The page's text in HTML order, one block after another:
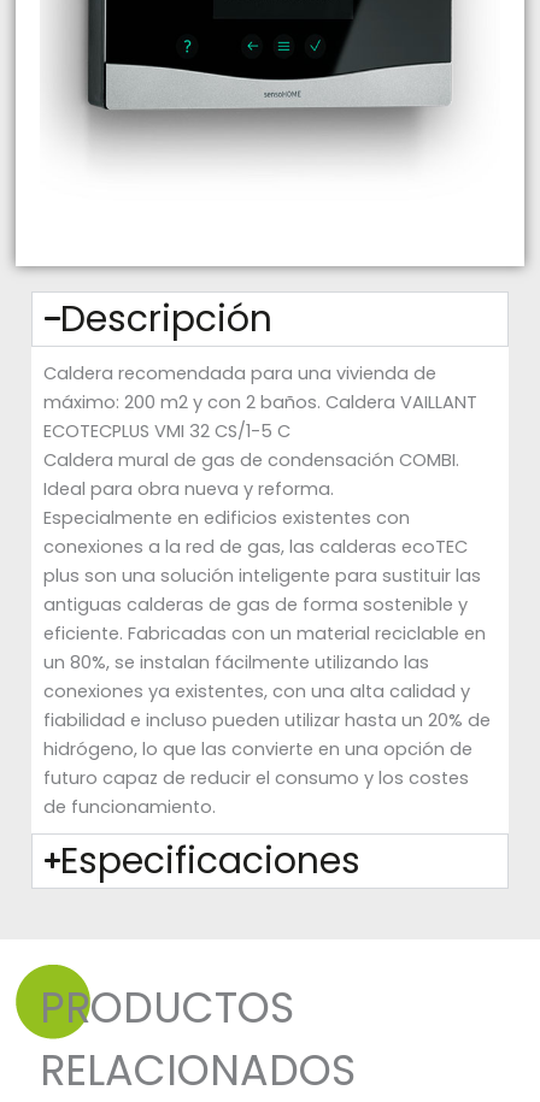
Descripción
Caldera recomendada para una vivienda de
máximo: 200 m2 y con 2 baños. Caldera VAILLANT
ECOTECPLUS VMI 32 CS/1-5 C
Caldera mural de gas de condensación COMBI.
Ideal para obra nueva y reforma.
Especialmente en edificios existentes con
conexiones a la red de gas, las calderas ecoTEC
plus son una solución inteligente para sustituir las
antiguas calderas de gas de forma sostenible y
eficiente. Fabricadas con un material reciclable en
un 80%, se instalan fácilmente utilizando las
conexiones ya existentes, con una alta calidad y
fiabilidad e incluso pueden utilizar hasta un 20% de
hidrógeno, lo que las convierte en una opción de
futuro capaz de reducir el consumo y los costes
de funcionamiento.
Especificaciones
PRODUCTOS
RELACIONADOS